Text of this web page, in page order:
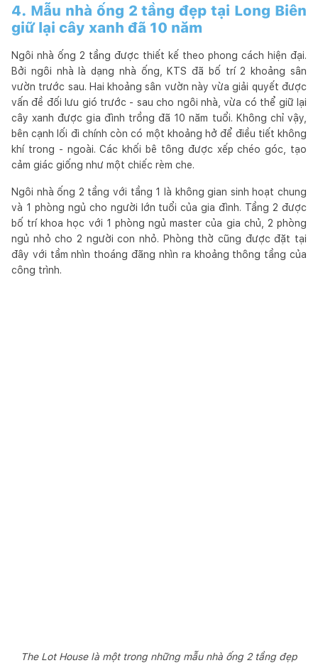
4. Mẫu nhà ống 2 tầng đẹp tại Long Biên
giữ lại cây xanh đã 10 năm
Ngôi nhà ống 2 tầng được thiết kế theo phong cách hiện đại.
Bởi ngôi nhà là dạng nhà ống, KTS đã bố trí 2 khoảng sân
vườn trước sau. Hai khoảng sân vườn này vừa giải quyết được
vấn đề đối lưu gió trước - sau cho ngôi nhà, vừa có thể giữ lại
cây xanh được gia đình trồng đã 10 năm tuổi. Không chỉ vậy,
bên cạnh lối đi chính còn có một khoảng hở để điều tiết không
khí trong - ngoài. Các khối bê tông được xếp chéo góc, tạo
cảm giác giống như một chiếc rèm che.
Ngôi nhà ống 2 tầng với tầng 1 là không gian sinh hoạt chung
và 1 phòng ngủ cho người lớn tuổi của gia đình. Tầng 2 được
bố trí khoa học với 1 phòng ngủ master của gia chủ, 2 phòng
ngủ nhỏ cho 2 người con nhỏ. Phòng thờ cũng được đặt tại
đây với tầm nhìn thoáng đãng nhìn ra khoảng thông tầng của
công trình.
The Lot House là một trong những mẫu nhà ống 2 tầng đẹp